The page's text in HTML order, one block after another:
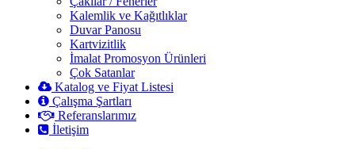
Kalemlik ve Kağıtlıklar
Duvar Panosu
Kartvizitlik
İmalat Promosyon Ürünleri
Çok Satanlar
Katalog ve Fiyat Listesi
Çalışma Şartları
Referanslarımız
İletişim